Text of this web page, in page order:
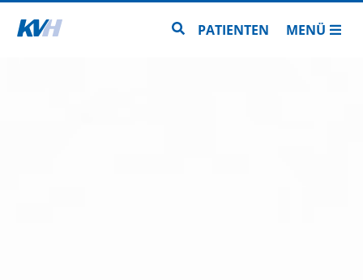
Zur Startseite Zur Seitensuche
PATIENTEN MENÜ